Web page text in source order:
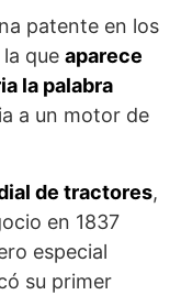
patente en los
que aparece
la palabra
a un motor de
de tractores,
en 1837
especial
su primer